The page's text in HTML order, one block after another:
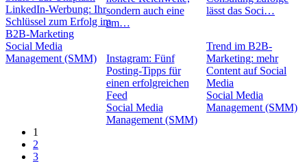
LinkedIn-Werbung: Ihr
Schlüssel zum Erfolg im
B2B-Marketing
Social Media
Management (SMM)
sondern auch eine
em…
Instagram: Fünf
Posting-Tipps für
einen erfolgreichen
Feed
Social Media
Management (SMM)
lässt das Soci…
Trend im B2B-
Marketing: mehr
Content auf Social
Media
Social Media
Management (SMM)
1
2
3